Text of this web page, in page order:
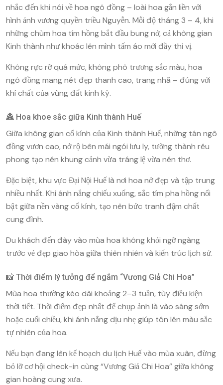
nhắc đến khi nói về hoa ngô đồng – loài hoa gắn liền với
hình ảnh vương quyền triều Nguyễn. Mỗi độ tháng 3 – 4, khi
những chùm hoa tím hồng bắt đầu bung nở, cả không gian
Kinh thành như khoác lên mình tấm áo mới đầy thi vị.
Không rực rỡ quá mức, không phô trương sắc màu, hoa
ngô đồng mang nét đẹp thanh cao, trang nhã – đúng với
khí chất của vùng đất kinh kỳ.
🏯 Hoa khoe sắc giữa Kinh thành Huế
Giữa không gian cổ kính của Kinh thành Huế, những tán ngô
đồng vươn cao, nở rộ bên mái ngói lưu ly, tường thành rêu
phong tạo nên khung cảnh vừa tráng lệ vừa nên thơ.
Đặc biệt, khu vực Đại Nội Huếlà nơi hoa nở đẹp và tập trung
nhiều nhất. Khi ánh nắng chiếu xuống, sắc tím pha hồng nổi
bật giữa nền vàng cổ kính, tạo nên bức tranh đậm chất
cung đình.
Du khách đến đây vào mùa hoa không khỏi ngỡ ngàng
trước vẻ đẹp giao hòa giữa thiên nhiên và kiến trúc lịch sử.
📸 Thời điểm lý tưởng để ngắm “Vương Giả Chi Hoa”
Mùa hoa thường kéo dài khoảng 2–3 tuần, tùy điều kiện
thời tiết. Thời điểm đẹp nhất để chụp ảnh là vào sáng sớm
hoặc cuối chiều, khi ánh nắng dịu nhẹ giúp tôn lên màu sắc
tự nhiên của hoa.
Nếu bạn đang lên kế hoạch du lịch Huếvào mùa xuân, đừng
bỏ lỡ cơ hội check-in cùng “Vương Giả Chi Hoa” giữa không
gian hoàng cung xưa.